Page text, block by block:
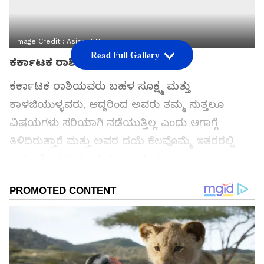
Image Credit : Asianet News
ಕರ್ಕಾಟಕ ರಾಶಿ
ಕರ್ಕಾಟಕ ರಾಶಿಯವರು ಬಹಳ ಸೂಕ್ಷ್ಮ ಮತ್ತು
ಕಾಳಜಿಯುಳ್ಳವರು, ಆದ್ದರಿಂದ ಅವರು ತಮ್ಮ ಸುತ್ತಲೂ
ವಿಷಯಗಳು ಸರಿಯಾಗಿ ನಡೆಯುತ್ತಿಲ್ಲ ಎಂದು ಆಗಾಗ್ಗೆ
ತಿಳಿದಿರುತ್ತಾರೆ ಮತ್ತು ಅವರ ದಯೆ ಕೆಲವೊಮ್ಮೆ ಇತರರಲ್ಲಿ
ಸಮಗ್ರ ಸುದ್ದಿ ಮೂಲವನ್ನಾಗಿ asianet suvarna news ಅನ್ನು
ಆಯ್ಕೆ ಮಾಡಿಕೊಳ್ಳಿ
Read Full Gallery